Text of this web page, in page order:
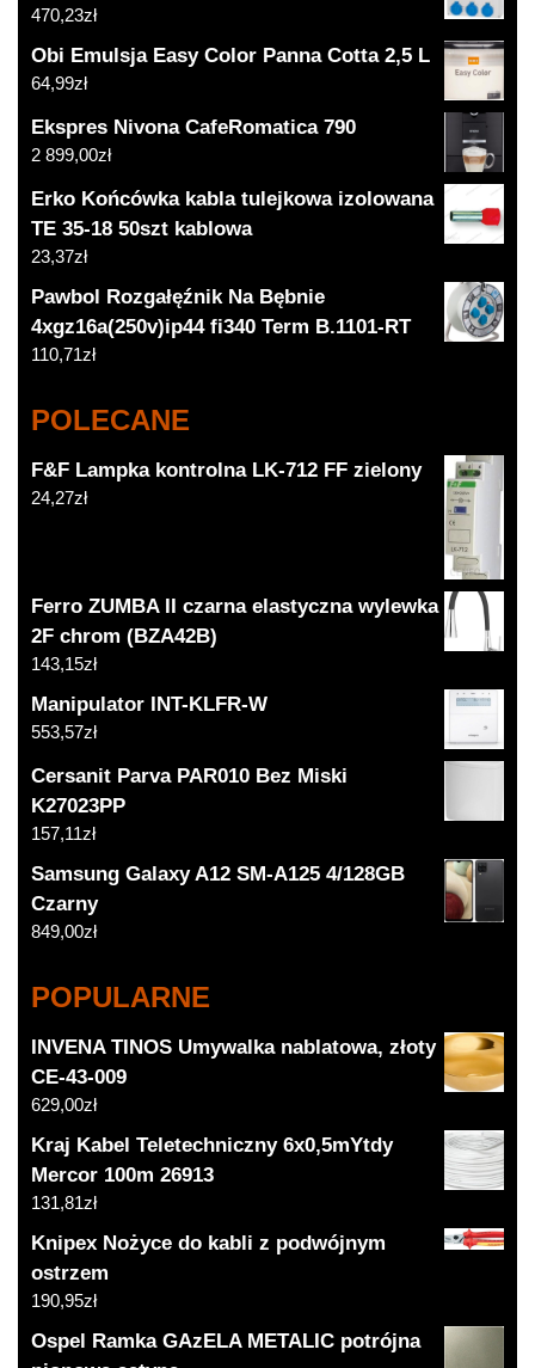
470,23zł
Obi Emulsja Easy Color Panna Cotta 2,5 L
64,99zł
Ekspres Nivona CafeRomatica 790
2 899,00zł
Erko Końcówka kabla tulejkowa izolowana
TE 35-18 50szt kablowa
23,37zł
Pawbol Rozgałęźnik Na Bębnie
4xgz16a(250v)ip44 fi340 Term B.1101-RT
110,71zł
POLECANE
F&F Lampka kontrolna LK-712 FF zielony
24,27zł
Ferro ZUMBA II czarna elastyczna wylewka
2F chrom (BZA42B)
143,15zł
Manipulator INT-KLFR-W
553,57zł
Cersanit Parva PAR010 Bez Miski
K27023PP
157,11zł
Samsung Galaxy A12 SM-A125 4/128GB
Czarny
849,00zł
POPULARNE
INVENA TINOS Umywalka nablatowa, złoty
CE-43-009
629,00zł
Kraj Kabel Teletechniczny 6x0,5mYtdy
Mercor 100m 26913
131,81zł
Knipex Nożyce do kabli z podwójnym
ostrzem
190,95zł
Ospel Ramka GAzELA METALIC potrójna